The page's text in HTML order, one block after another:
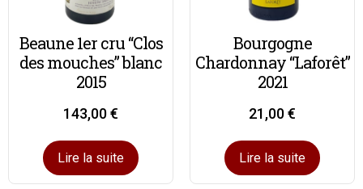
Beaune 1er cru “Clos
des mouches” blanc
2015
143,00€
Lire la suite
Bourgogne
Chardonnay “Laforêt”
2021
21,00€
Lire la suite